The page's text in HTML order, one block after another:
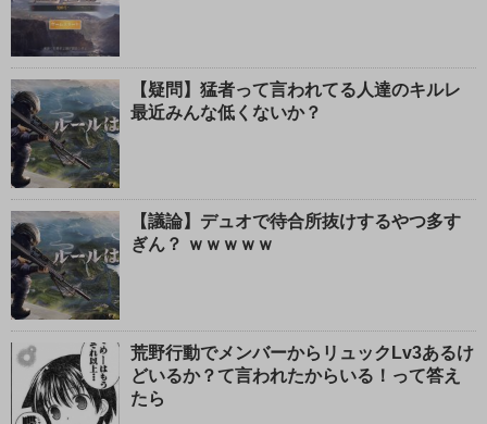
【疑問】猛者って言われてる人達のキルレ
最近みんな低くないか？
【議論】デュオで待合所抜けするやつ多す
ぎん？ ｗｗｗｗｗ
荒野行動でメンバーからリュックLv3あるけ
どいるか？て言われたからいる！って答え
たら